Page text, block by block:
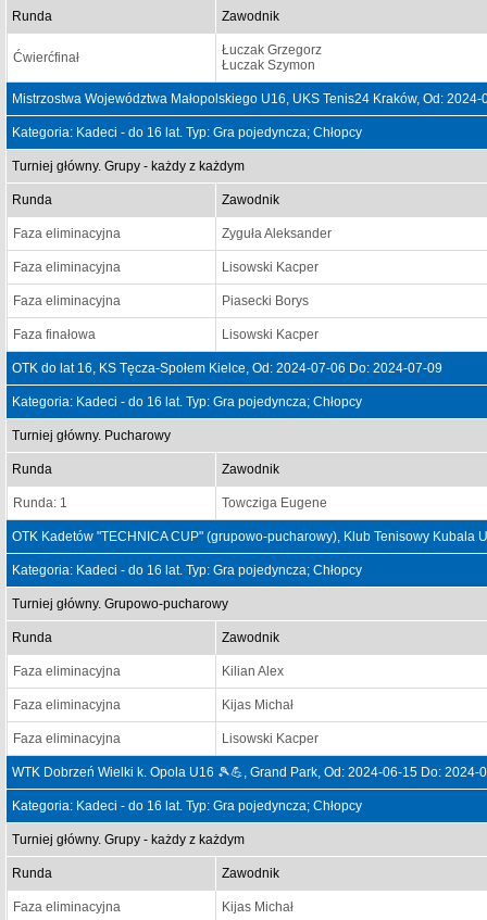
Runda Zawodnik
Ćwierćfinał
Łuczak Grzegorz
Łuczak Szymon
Mistrzostwa Województwa Małopolskiego U16, UKS Tenis24 Kraków, Od:
Kategoria: Kadeci - do 16 lat. Typ: Gra pojedyncza; Chłopcy
Turniej główny. Grupy - każdy z każdym
Runda Zawodnik
Faza eliminacyjna Zyguła Aleksander
Faza eliminacyjna Lisowski Kacper
Faza eliminacyjna Piasecki Borys
Faza finałowa Lisowski Kacper
OTK do lat 16, KS Tęcza-Społem Kielce, Od: 2024-07-06 Do: 2024-07-09
Kategoria: Kadeci - do 16 lat. Typ: Gra pojedyncza; Chłopcy
Turniej główny. Pucharowy
Runda Zawodnik
Runda: 1 Towcziga Eugene
OTK Kadetów "TECHNICA CUP" (grupowo-pucharowy), Klub Tenisowy Kubala
Kategoria: Kadeci - do 16 lat. Typ: Gra pojedyncza; Chłopcy
Turniej główny. Grupowo-pucharowy
Runda Zawodnik
Faza eliminacyjna Kilian Alex
Faza eliminacyjna Kijas Michał
Faza eliminacyjna Lisowski Kacper
WTK Dobrzeń Wielki k. Opola U16 🎾💪, Grand Park, Od: 2024-06-15 Do: 2024-
Kategoria: Kadeci - do 16 lat. Typ: Gra pojedyncza; Chłopcy
Turniej główny. Grupy - każdy z każdym
Runda Zawodnik
Faza eliminacyjna Kijas Michał